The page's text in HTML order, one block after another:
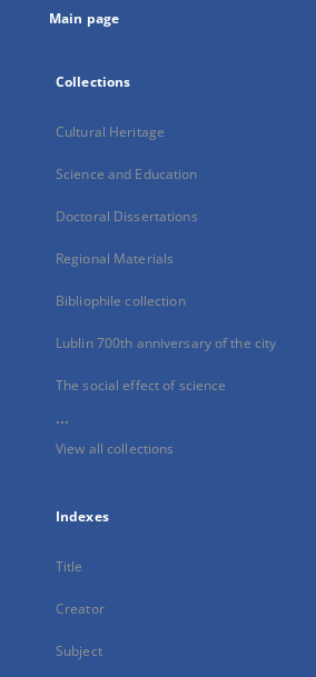
Main page
Collections
Cultural Heritage
Science and Education
Doctoral Dissertations
Regional Materials
Bibliophile collection
Lublin 700th anniversary of the city
The social effect of science
...
View all collections
Indexes
Title
Creator
Subject